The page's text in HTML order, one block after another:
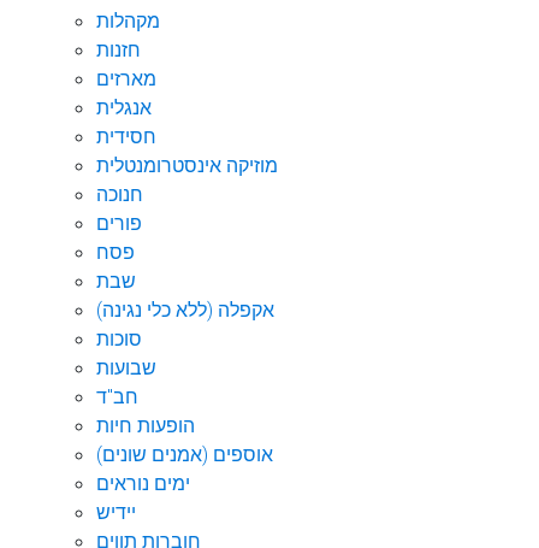
מקהלות
חזנות
מארזים
אנגלית
חסידית
מוזיקה אינסטרומנטלית
חנוכה
פורים
פסח
שבת
אקפלה (ללא כלי נגינה)
סוכות
שבועות
חב"ד
הופעות חיות
אוספים (אמנים שונים)
ימים נוראים
יידיש
חוברות תווים